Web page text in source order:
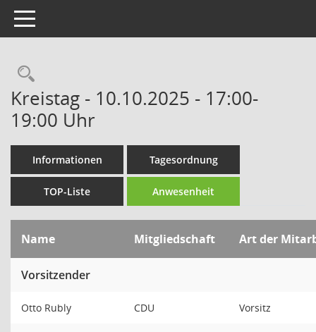
Toggle navigation
Rechercheauswahl
Kreistag - 10.10.2025 - 17:00-
19:00 Uhr
Informationen Tagesordnung
TOP-Liste Anwesenheit
Name Mitgliedschaft Art der
Vorsitzender
Otto Rubly CDU Vorsitz